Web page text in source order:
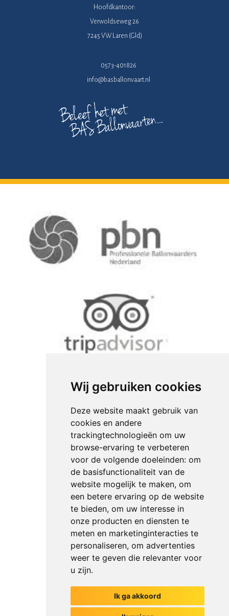
Wij gebruiken cookies
Deze website maakt gebruik van
cookies en andere
trackingtechnologieën om uw
browse-ervaring te verbeteren
voor de volgende doeleinden: om
de basisfunctionaliteit van de
website mogelijk te maken, om
een betere ervaring op de website
te bieden, om uw interesse in
onze producten en diensten te
meten en marketinginteracties te
personaliseren, om advertenties
weer te geven die relevanter voor
u zijn.
Ik ga akkoord
Hoofdkantoor:
Verwoldseweg 26
7245 VW Laren (Gld)
0573-401826
info@basballonvaart.nl
Het begin van jouw gesprek